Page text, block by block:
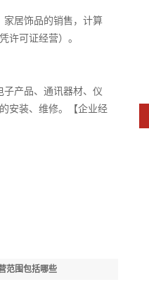
家居饰品的销售，计算
许可证经营）。
产品、通讯器材、仪
安装、维修。【企业经
范围包括哪些